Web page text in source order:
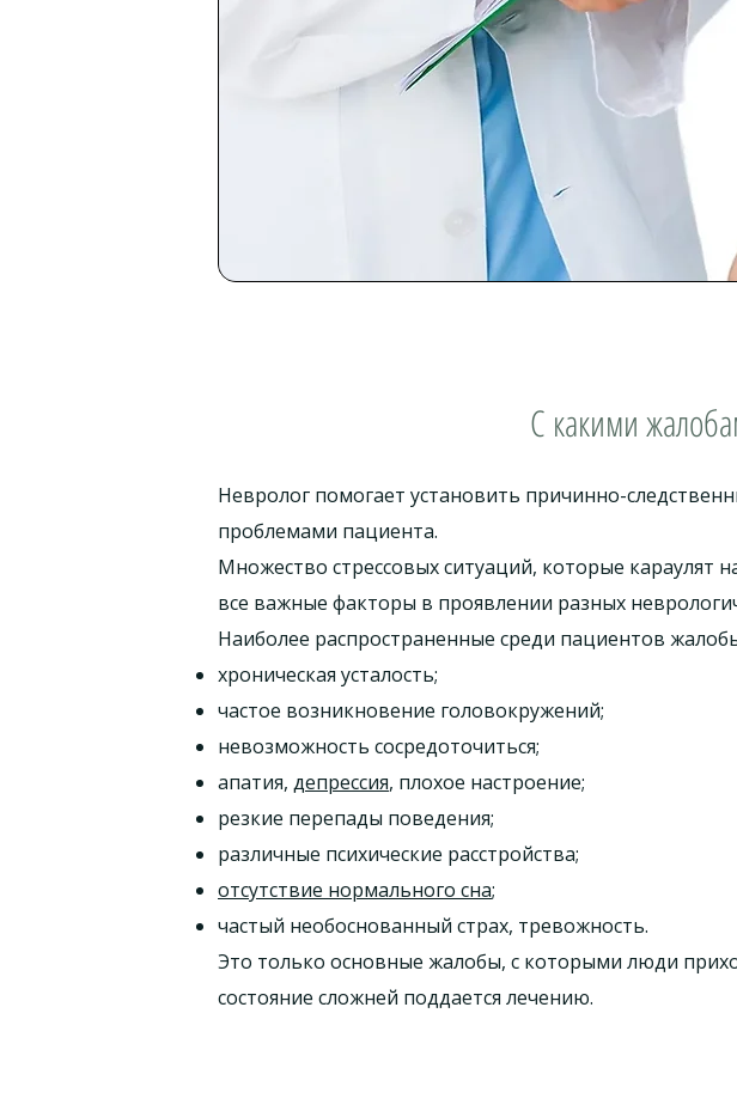
С какими
Невролог помогает установить причинно-
проблемами пациента.
Множество стрессовых ситуаций, которые караулят
все важные факторы в проявлении разных
Наиболее распространенные среди пациентов
хроническая усталость;
частое возникновение головокружений;
невозможность сосредоточиться;
апатия, депрессия, плохое настроение;
резкие перепады поведения;
различные психические расстройства;
отсутствие нормального сна;
частый необоснованный страх, тревожность.
Это только основные жалобы, с которыми люди
состояние сложней поддается лечению.